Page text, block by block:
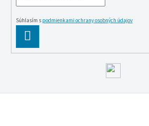
Súhlasím s podmienkami ochrany osobných údajov
SE